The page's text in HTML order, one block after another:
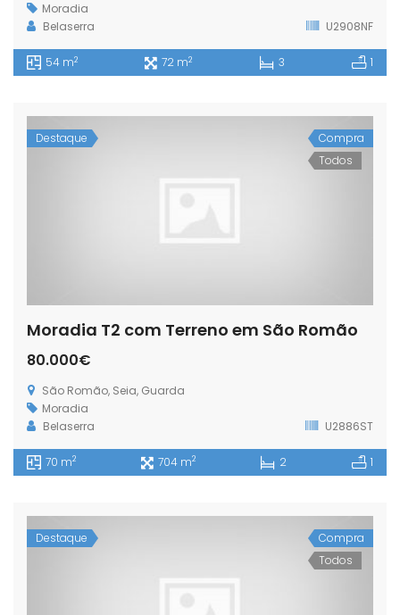
Moradia
Belaserra
U2908NF
54 m2 72 m2 3 1
Destaque
Compra
Todos
Moradia T2 com Terreno em São Romão
80.000€
São Romão, Seia, Guarda
Moradia
Belaserra
U2886ST
70 m2 704 m2 2 1
Destaque
Compra
Todos